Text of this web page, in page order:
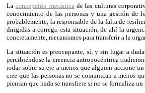
Laconcepción mecánicade las culturas
conocimiento de las personas y una gestión de
probablemente, la responsable de la falta de
dirigidas a corregir esta situación, de ahí la
concretamente, mecanismos para transferir a la
La situación es preocupante, sí, y sin lugar a
percibiéndose la creencia antropocéntrica
rodar sobre su eje a menos que alguien accione
cree que las personas no se comunican a menos
piensan que nada se transfiere si no se formaliza